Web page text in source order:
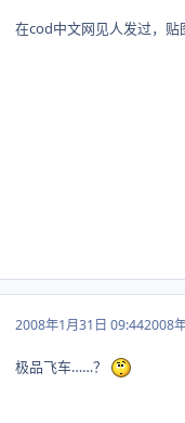
在cod中文网见人发过，
2008年1月31日 09:442008
极品飞车……？